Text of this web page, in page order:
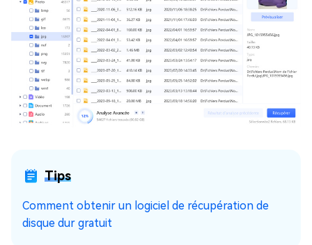
Tips
Comment obtenir un logiciel de récupération de
disque dur gratuit